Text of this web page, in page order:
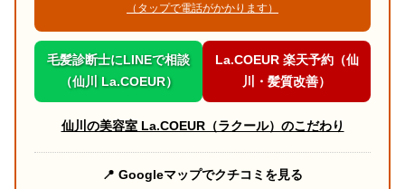
（タップで電話がかかります）
毛髪診断士にLINEで相談
（仙川 La.COEUR）
La.COEUR 楽天予約（仙
川・髪質改善）
仙川の美容室 La.COEUR（ラクール）のこだわり
📍 Googleマップでクチコミを見る